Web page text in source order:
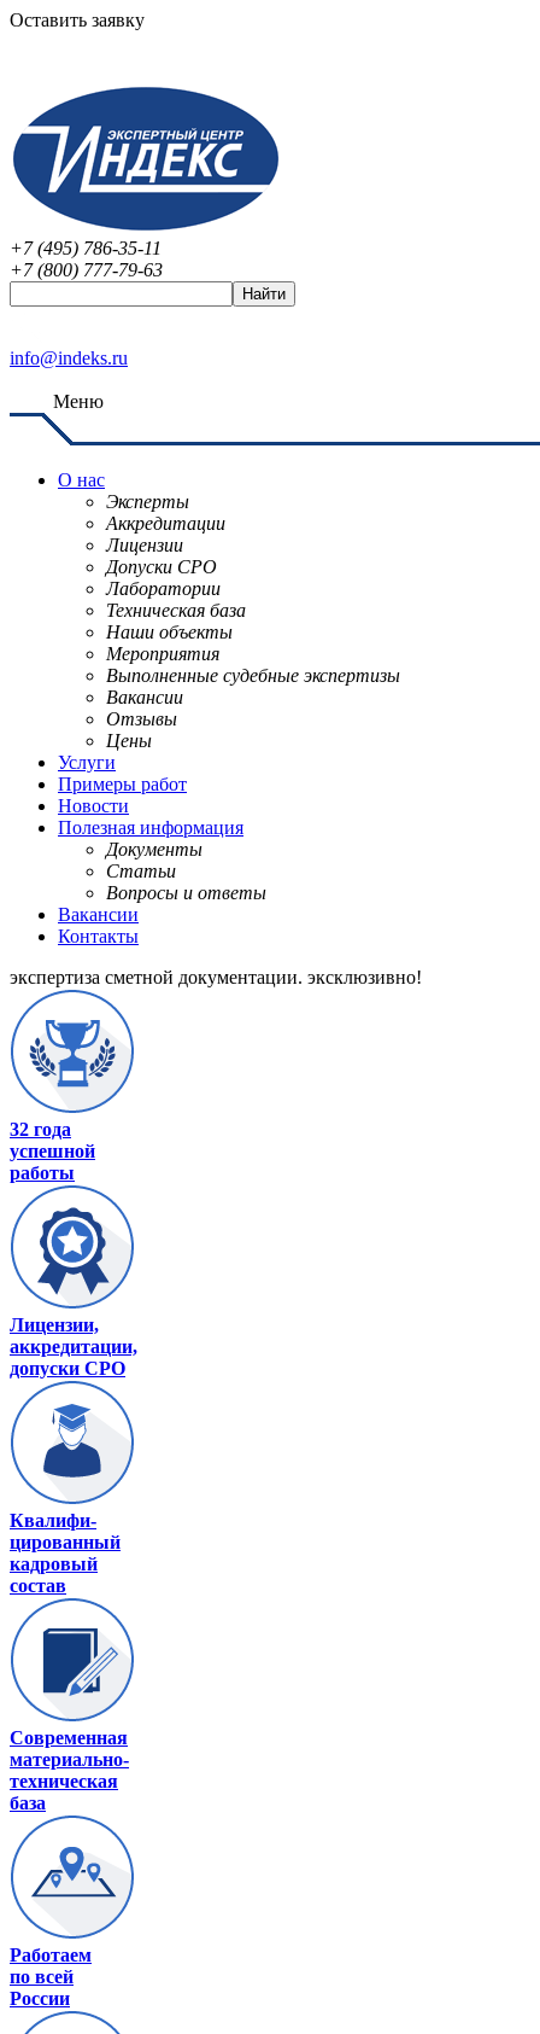
Оставить заявку
+7 (495) 786-35-11
+7 (800) 777-79-63
info@indeks.ru
Меню
О нас
Эксперты
Аккредитации
Лицензии
Допуски СРО
Лаборатории
Техническая база
Наши объекты
Мероприятия
Выполненные судебные экспертизы
Вакансии
Отзывы
Цены
Услуги
Примеры работ
Новости
Полезная информация
Документы
Статьи
Вопросы и ответы
Вакансии
Контакты
экспертиза сметной документации. эксклюзивно!
32 года
успешной
работы
Лицензии,
аккредитации,
допуски СРО
Квалифи-
цированный
кадровый
состав
Современная
материально-
техническая
база
Работаем
по всей
России